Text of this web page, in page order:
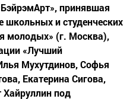
принявшая
школьных и студенческих
молодых» (г. Москва),
«Лучший
Мухутдинов, Софья
Екатерина Сигова,
под